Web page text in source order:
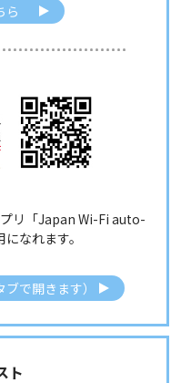
ら
リ「Japan Wi-Fi auto-
なれます。
で開きます）
ト